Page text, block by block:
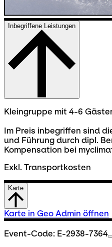
Inbegriffene Leistungen
Kleingruppe mit 4-6
Im Preis inbegriffen sind
und Führung durch dipl.
Kompensation bei
Exkl. Transportkosten
Karte
Karte in Geo Admin öffnen
Event-Code: E-2938-7364